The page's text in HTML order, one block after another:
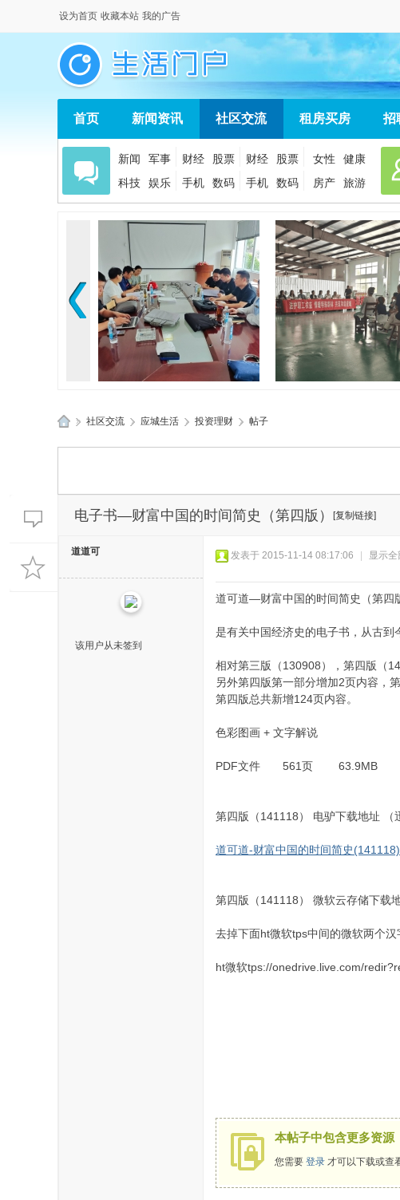
设为首页 收藏本站 我的广告
首页 新闻资讯 社区交流 租房买房 招
新闻 军事 财经 股票 财经 股票 女性
健康
科技
娱乐 手机 数码 手机 数码 房产 旅游
孝感应城两地应急管理部门精
应
» 社区交流 › 应城生活 › 投资理财 › 帖子
电子书—财富中国的时间简史（第四版） [复制链接]
道道可
该用户从未签到
发表于 2015-11-14 08:17:06 显示全
道可道—财富中国的时间简史（第四
是有关中国经济史的电子书，从古到
相对第三版（130908），第四版（
另外第四版第一部分增加2页内容，
第四版总共新增124页内容。
色彩图画 + 文字解说
PDF文件 561页 63.9MB
第四版（141118） 电驴下载地址
道可道-财富中国的时间简史
第四版（141118） 微软云存储下载
去掉下面ht微软tps中间的微软两个
ht微软tps://onedrive.live.com/
本帖子中包含更多资源
您需要 登录 才可以下载或查